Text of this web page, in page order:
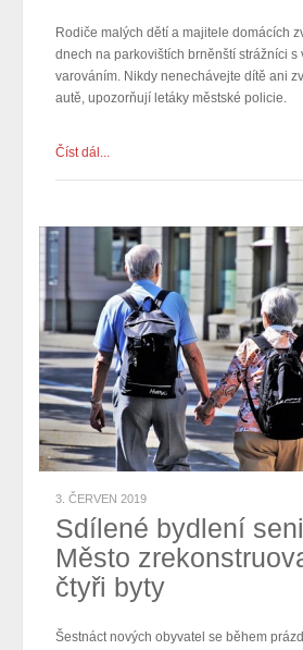
Rodiče malých dětí a majitele domácích
dnech na parkovištích brněnští strážníci s
varováním. Nikdy nenechávejte dítě ani
autě, upozorňují letáky městské policie.
Číst dál...
3. ČERVEN 2019
Sdílené bydlení
Město
čtyři byty
Šestnáct nových obyvatel se během